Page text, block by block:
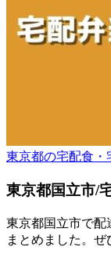
東京都の宅配食・
東京都国立市/
東京都国立市で配
まとめました。ぜ